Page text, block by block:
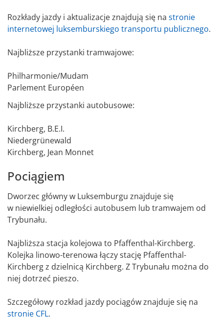
Rozkłady jazdy i aktualizacje znajdują się na stronie
internetowej luksemburskiego transportu publicznego.
Najbliższe przystanki tramwajowe:
Philharmonie/Mudam
Parlement Européen
Najbliższe przystanki autobusowe:
Kirchberg, B.E.I.
Niedergrünewald
Kirchberg, Jean Monnet
Pociągiem
Dworzec główny w Luksemburgu znajduje się
w niewielkiej odległości autobusem lub tramwajem od
Trybunału.
Najbliższa stacja kolejowa to Pfaffenthal-Kirchberg.
Kolejka linowo-terenowa łączy stację Pfaffenthal-
Kirchberg z dzielnicą Kirchberg. Z Trybunału można do
niej dotrzeć pieszo.
Szczegółowy rozkład jazdy pociągów znajduje się na
stronie CFL.